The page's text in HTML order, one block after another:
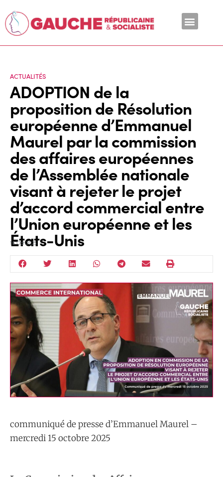
ACTUALITÉS
ADOPTION de la
proposition de Résolution
européenne d’Emmanuel
Maurel par la commission
des affaires européennes
de l’Assemblée nationale
visant à rejeter le projet
d’accord commercial entre
l’Union européenne et les
États-Unis
16 Oct 2025
communiqué de presse d’Emmanuel Maurel –
mercredi 15 octobre 2025